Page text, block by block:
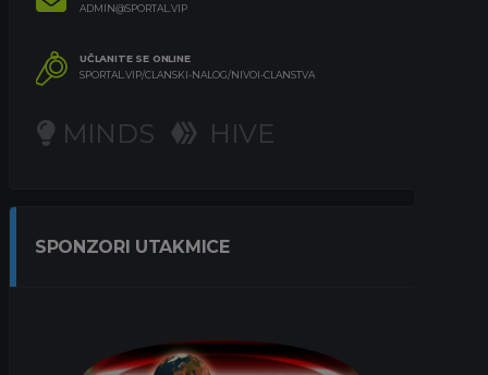
ADMIN@SPORTAL.VIP
UČLANITE SE ONLINE
SPORTAL.VIP/CLANSKI-NALOG/NIVOI-CLANSTVA
MINDS HIVE
SPONZORI UTAKMICE